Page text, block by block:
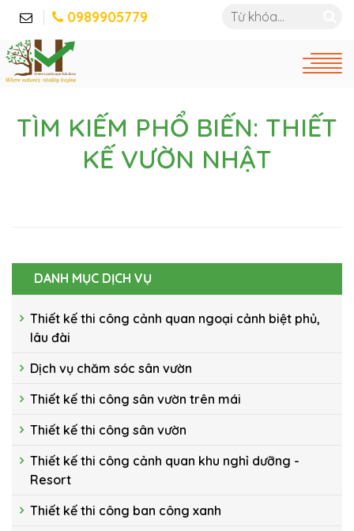
0989905779
TÌM KIẾM PHỔ BIẾN: THIẾT
KẾ VƯỜN NHẬT
DANH MỤC DỊCH VỤ
Thiết kế thi công cảnh quan ngoại cảnh biệt phủ,
lâu đài
Dịch vụ chăm sóc sân vườn
Thiết kế thi công sân vườn trên mái
Thiết kế thi công sân vườn
Thiết kế thi công cảnh quan khu nghỉ dưỡng -
Resort
Thiết kế thi công ban công xanh